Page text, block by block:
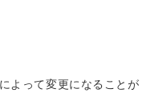
よって変更になることが